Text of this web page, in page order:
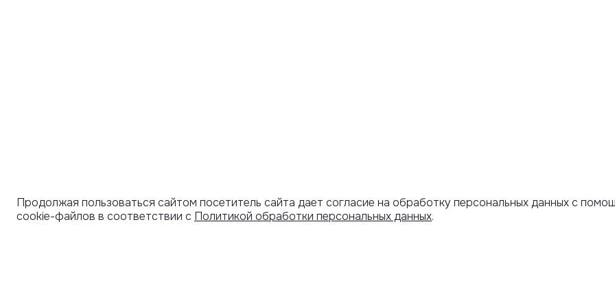
Продолжая пользоваться сайтом посетитель сайта дает согласие на обработку персональных данных с
cookie-файлов в соответствии с Политикой обработки персональных данных.